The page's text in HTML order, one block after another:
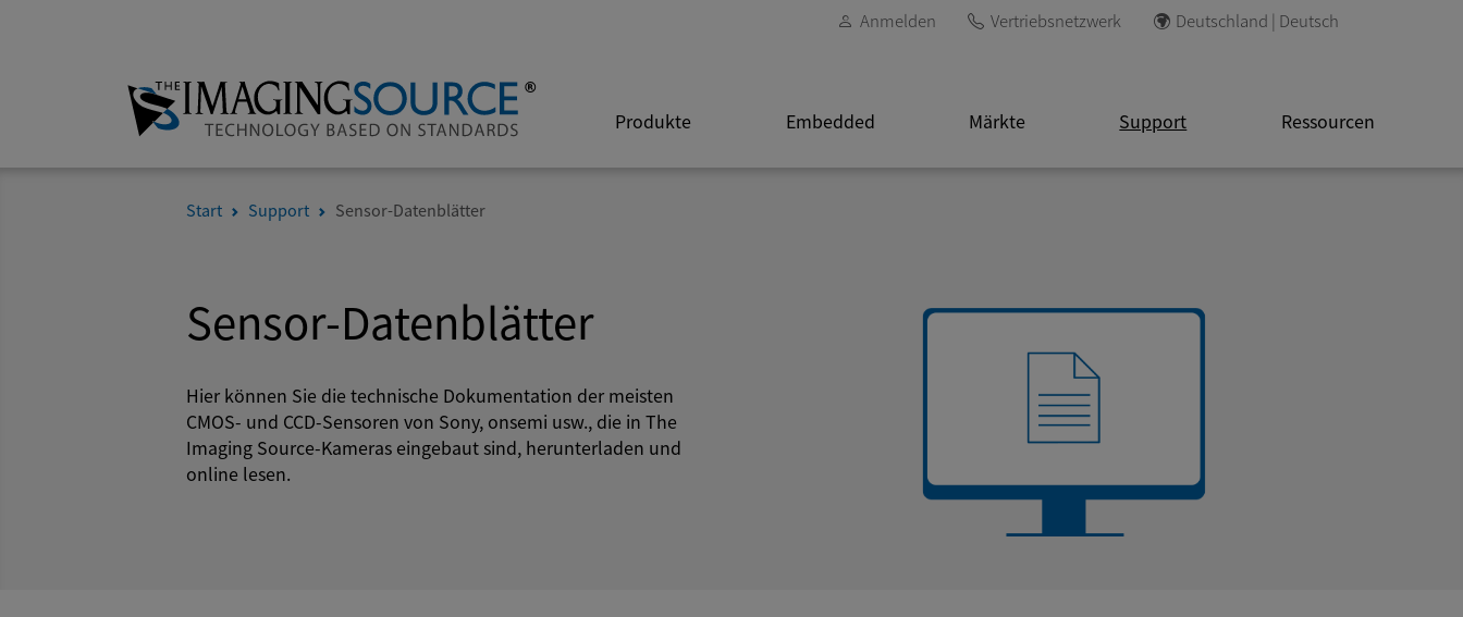
Anmelden Vertriebsnetzwerk Deutschland | Deutsch
Produkte Embedded Märkte Support Ressourcen
Start Support Sensor-Datenblätter
Sensor-Datenblätter
Hier können Sie die technische Dokumentation der meisten
CMOS- und CCD-Sensoren von Sony, onsemi usw., die in The
Imaging Source-Kameras eingebaut sind, herunterladen und
online lesen.